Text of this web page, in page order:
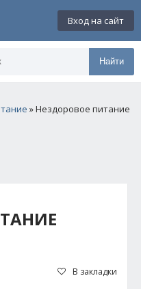
Вход на сайт
Найти
» Нездоровое питание
В закладки